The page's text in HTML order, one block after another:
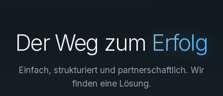
Der Weg zum Erfolg
Einfach, strukturiert und partnerschaftlich. Wir
finden eine Lösung.